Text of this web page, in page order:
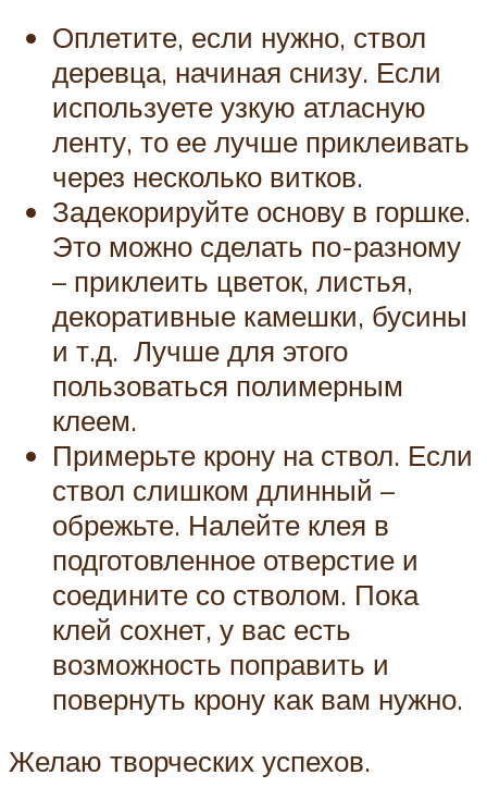
Оплетите, если нужно, ствол
деревца, начиная снизу. Если
используете узкую атласную
ленту, то ее лучше приклеивать
через несколько витков.
Задекорируйте основу в горшке.
Это можно сделать по-разному
– приклеить цветок, листья,
декоративные камешки, бусины
и т.д. Лучше для этого
пользоваться полимерным
клеем.
Примерьте крону на ствол. Если
ствол слишком длинный –
обрежьте. Налейте клея в
подготовленное отверстие и
соедините со стволом. Пока
клей сохнет, у вас есть
возможность поправить и
повернуть крону как вам нужно.
Желаю творческих успехов.